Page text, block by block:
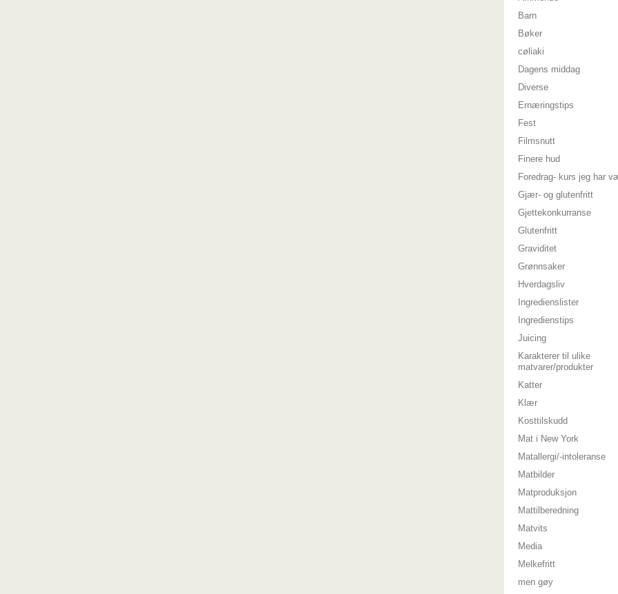
Barn
Bøker
cøliaki
Dagens middag
Diverse
Ernæringstips
Fest
Filmsnutt
Finere hud
Foredrag- kurs jeg har
Gjær- og glutenfritt
Gjettekonkurranse
Glutenfritt
Graviditet
Grønnsaker
Hverdagsliv
Ingredienslister
Ingredienstips
Juicing
Karakterer til ulike
matvarer/produkter
Katter
Klær
Kosttilskudd
Mat i New York
Matallergi/-intoleranse
Matbilder
Matproduksjon
Mattilberedning
Matvits
Media
Melkefritt
men gøy